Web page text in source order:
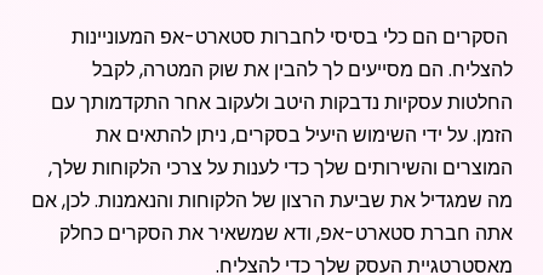
הסקרים הם כלי בסיסי לחברות סטארט-אפ המעוניינות
להצליח. הם מסייעים לך להבין את שוק המטרה, לקבל
החלטות עסקיות נדבקות היטב ולעקוב אחר התקדמותך עם
הזמן. על ידי השימוש היעיל בסקרים, ניתן להתאים את
המוצרים והשירותים שלך כדי לענות על צרכי הלקוחות שלך,
מה שמגדיל את שביעת הרצון של הלקוחות והנאמנות. לכן, אם
אתה חברת סטארט-אפ, ודא שמשאיר את הסקרים כחלק
מאסטרטגיית העסק שלך כדי להצליח.